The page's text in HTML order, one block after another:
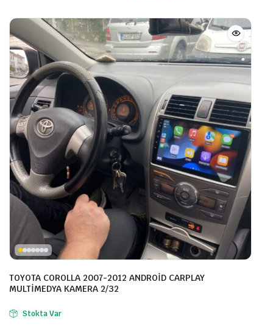
TOYOTA COROLLA 2007-2012 ANDROİD CARPLAY
MULTİMEDYA KAMERA 2/32
Stokta Var